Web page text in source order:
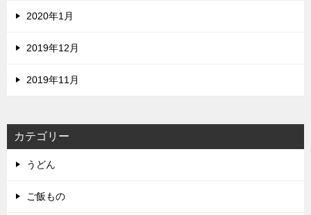
2020年1月
2019年12月
2019年11月
カテゴリー
うどん
ご飯もの